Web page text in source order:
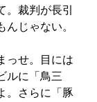
。裁判が長引
じゃない。
っせ。目には
ルに「鳥三
。さらに「豚